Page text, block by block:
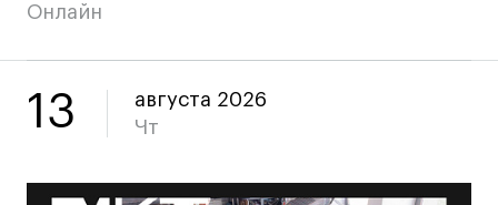
«Живые» проекты
Участие в выставках
Онлайн
13
августа 2026
Чт